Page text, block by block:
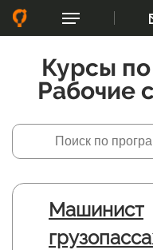
Курсы
Рабочие
Машинист